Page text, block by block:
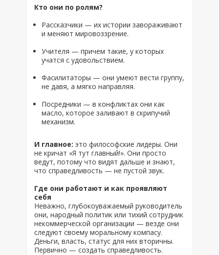
Кто они по ролям?
Рассказчики — их истории завораживают
и меняют мировоззрение.
Учителя — причем такие, у которых
учатся с удовольствием.
Фасилитаторы — они умеют вести группу,
не давя, а мягко направляя.
Посредники — в конфликтах они как
масло, которое заливают в скрипучий
механизм.
И главное: это философские лидеры. Они
не кричат «Я тут главный!». Они просто
ведут, потому что видят дальше и знают,
что справедливость — не пустой звук.
Где они работают и как проявляют
себя
Неважно, глубокоуважаемый руководитель
они, народный политик или тихий сотрудник
некоммерческой организации — везде они
следуют своему моральному компасу.
Деньги, власть, статус для них вторичны.
Первично — создать справедливость.